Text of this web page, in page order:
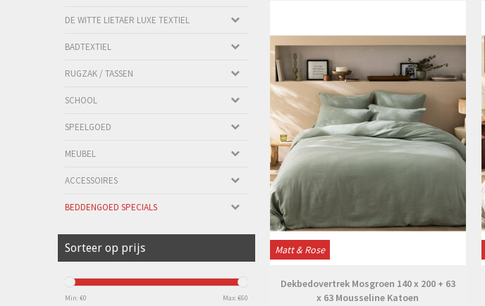
DE WITTE LIETAER LUXE TEXTIEL
BADTEXTIEL
RUGZAK / TASSEN
SCHOOL
SPEELGOED
MEUBEL
ACCESSOIRES
BEDDENGOED SPECIALS
Sorteer op prijs
Min: €0 Max: €60
Matt & Rose
Dekbedovertrek Mosgroen 140 x 200 + 63
x 63 Mousseline Katoen